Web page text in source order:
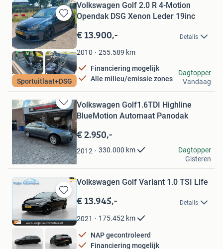
Bewaren
in
Mijn
Favorieten
Sportuitlaat+DSG
Volkswagen Golf 2.0 R 4-Motion
Opendak DSG Xenon Leder 19inc
€ 13.900,- Details
2010 255.589 km
Financiering mogelijk
Alle milieu/emissie zones
Autoplein Nijkerk
Nijkerk
Dagtopper
Vandaag
Bewaren
in
Mijn
Favorieten
Volkswagen Golf1.6TDI Highline
BlueMotion Automaat Panodak
€ 2.950,-
2012 330.000 km
Veysel Bektas
Rotterdam
Dagtopper
Gisteren
Bewaren
in
Mijn
Favorieten
Volkswagen Golf Variant 1.0 TSI Life
€ 13.945,- Details
2021 175.452 km
NAP gecontroleerd
Financiering mogelijk